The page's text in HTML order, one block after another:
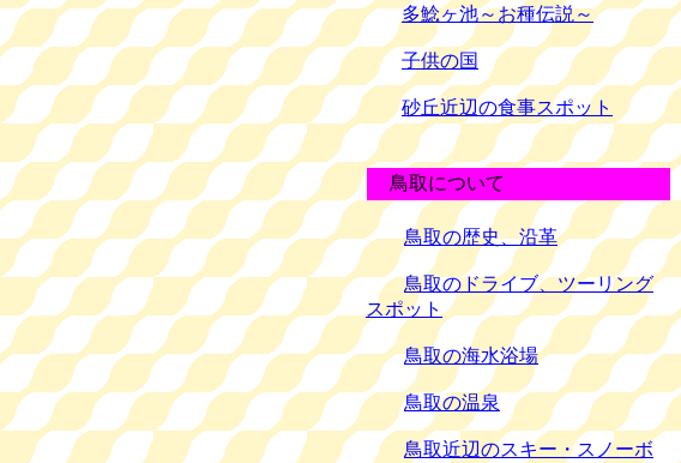
多鯰ヶ池～お種伝説～
子供の国
砂丘近辺の食事スポット
鳥取について
鳥取の歴史、沿革
鳥取のドライブ、ツーリング
スポット
鳥取の海水浴場
鳥取の温泉
鳥取近辺のスキー・スノーボ